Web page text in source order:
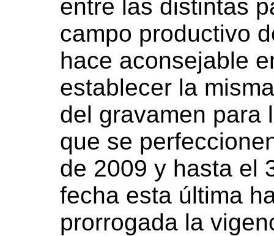
entre las distintas
campo productivo
hace aconsejable
establecer la
del gravamen para
que se
de 2009 y hasta el
fecha esta última
prorrogada la